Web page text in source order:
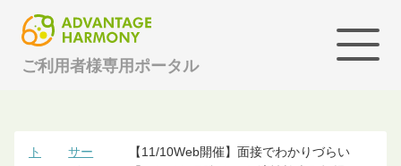
ご利用者様専用ポータル
ト
サー
【11/10Web開催】面接でわかりづらい